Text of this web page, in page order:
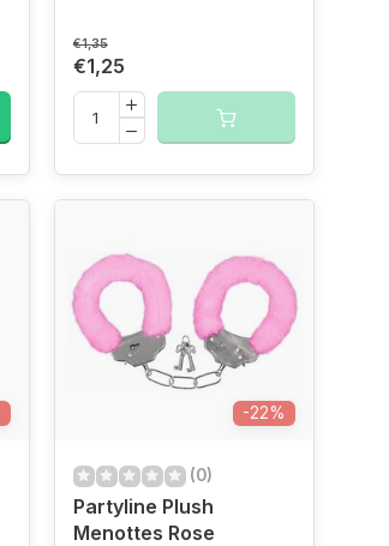
€1,35
€1,25
-22%
(0)
Partyline Plush
Menottes Rose